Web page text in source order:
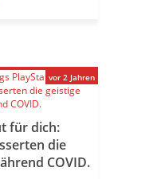
für dich:
die
COVID.
vor 2 Jahren